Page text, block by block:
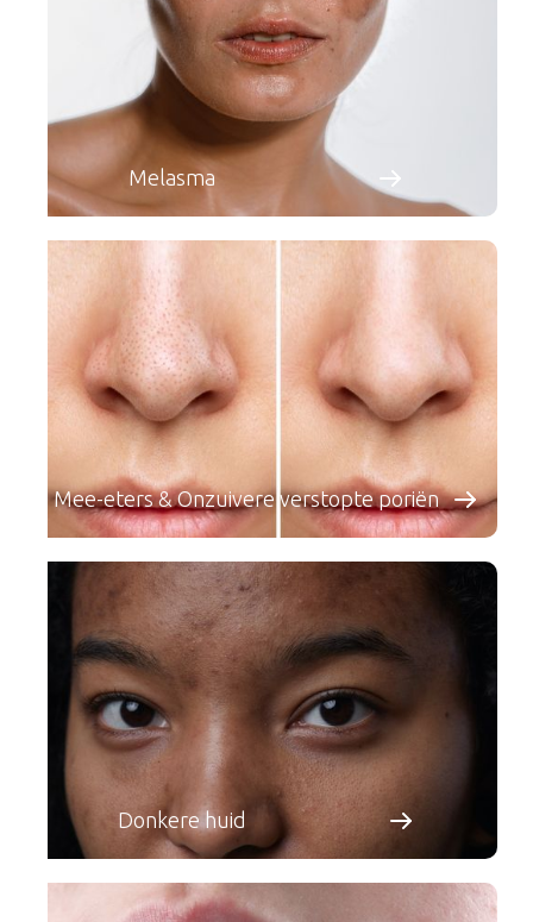
Melasma
Mee-eters & Onzuivere verstopte poriën
Donkere huid